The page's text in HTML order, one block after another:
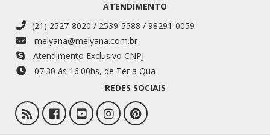
ATENDIMENTO
(21) 2527-8020 / 2539-5588 / 98291-0059
melyana@melyana.com.br
Atendimento Exclusivo CNPJ
07:30 às 16:00hs, de Ter a Qua
REDES SOCIAIS